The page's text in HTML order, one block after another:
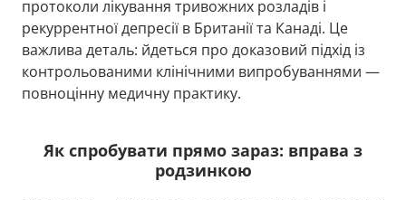
протоколи лікування тривожних розладів і
рекуррентної депресії в Британії та Канаді. Це
важлива деталь: йдеться про доказовий підхід із
контрольованими клінічними випробуваннями —
повноцінну медичну практику.
Як спробувати прямо зараз: вправа з
родзинкою